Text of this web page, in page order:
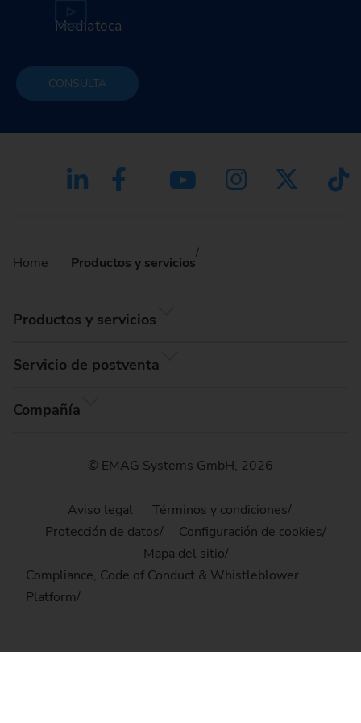
Mediateca
CONSULTA
Home Productos y servicios
Productos y servicios
Servicio de postventa
Compañía
© EMAG Systems GmbH, 2026
Aviso legal
Términos y condiciones
Protección de datos
Configuración de cookies
Mapa del sitio
Compliance, Code of Conduct & Whistleblower
Platform